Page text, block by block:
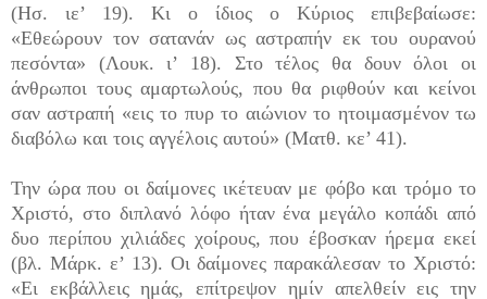
(Ησ. ιε’ 19). Κι ο ίδιος ο Κύριος επιβεβαίωσε:
«Εθεώρουν τον σατανάν ως αστραπήν εκ του ουρανού
πεσόντα» (Λουκ. ι’ 18). Στο τέλος θα δουν όλοι οι
άνθρωποι τους αμαρτωλούς, που θα ριφθούν και κείνοι
σαν αστραπή «εις το πυρ το αιώνιον το ητοιμασμένον τω
διαβόλω και τοις αγγέλοις αυτού» (Ματθ. κε’ 41).
Την ώρα που οι δαίμονες ικέτευαν με φόβο και τρόμο το
Χριστό, στο διπλανό λόφο ήταν ένα μεγάλο κοπάδι από
δυο περίπου χιλιάδες χοίρους, που έβο­σκαν ήρεμα εκεί
(βλ. Μάρκ. ε’ 13). Οι δαίμονες παρακάλεσαν το Χριστό:
«Ει εκβάλλεις ημάς, επίτρεψον ημίν απελθείν εις την